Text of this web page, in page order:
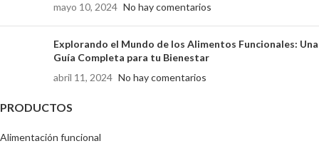
mayo 10, 2024 No hay comentarios
Explorando el Mundo de los Alimentos Funcionales: Una
Guía Completa para tu Bienestar
abril 11, 2024 No hay comentarios
PRODUCTOS
Alimentación funcional